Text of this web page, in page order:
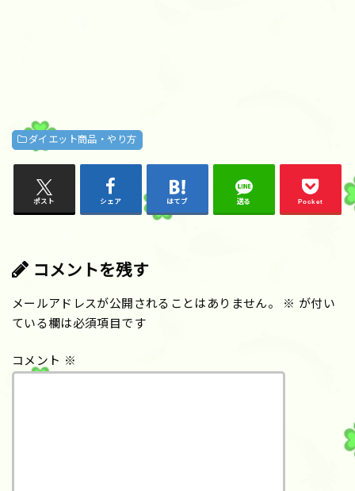
ダイエット商品・やり方
ポスト シェア はてブ 送る Pocket
コメントを残す
メールアドレスが公開されることはありません。 ※ が付い
ている欄は必須項目です
コメント ※